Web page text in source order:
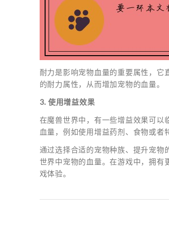
耐力是影响宠物血量的重要属性，它
的耐力属性，从而增加宠物的血量。
3. 使用增益效果
在魔兽世界中，有一些增益效果可以
血量，例如使用增益药剂、食物或者
通过选择合适的宠物种族、提升宠物
世界中宠物的血量。在游戏中，拥有
戏体验。